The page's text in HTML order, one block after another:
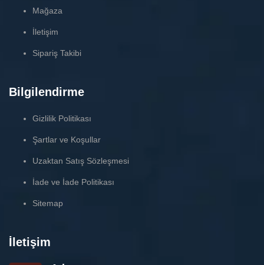
Mağaza
İletişim
Sipariş Takibi
Bilgilendirme
Gizlilik Politikası
Şartlar ve Koşullar
Uzaktan Satış Sözleşmesi
İade ve İade Politikası
Sitemap
İletişim